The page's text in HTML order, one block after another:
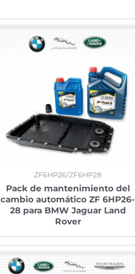
ZF6HP26/ZF6HP28
Pack de mantenimiento del
cambio automático ZF 6HP26-
28 para BMW Jaguar Land
Rover